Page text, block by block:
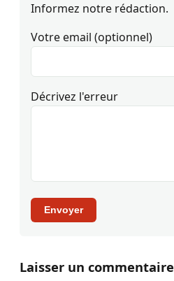
Informez notre rédaction.
Votre email (optionnel)
Décrivez l'erreur
Envoyer
Laisser un commentaire